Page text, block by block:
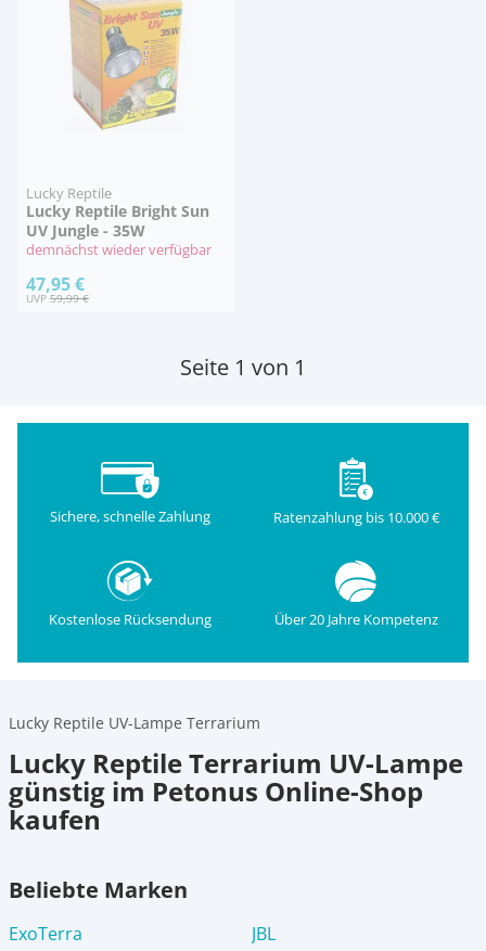
Lucky Reptile
Lucky Reptile Bright Sun
UV Jungle - 35W
demnächst wieder verfügbar
47,95 €
UVP 59,99 €
Seite 1 von 1
Sichere, schnelle Zahlung Ratenzahlung bis 10.000 €
Kostenlose Rücksendung Über 20 Jahre Kompetenz
Lucky Reptile UV-Lampe Terrarium
Lucky Reptile Terrarium UV-Lampe
günstig im Petonus Online-Shop
kaufen
Beliebte Marken
ExoTerra
JBL